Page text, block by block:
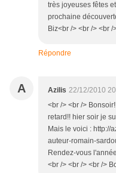
très joyeuses fêtes
prochaine
Biz<br /> <br /> <br /
Répondre
A Azilis 22/12/2010
<br /> <br />
retard!! hier soir je
Mais le voici : http://
auteur-romain-
Rendez-vous
<br /> <br /> <br />